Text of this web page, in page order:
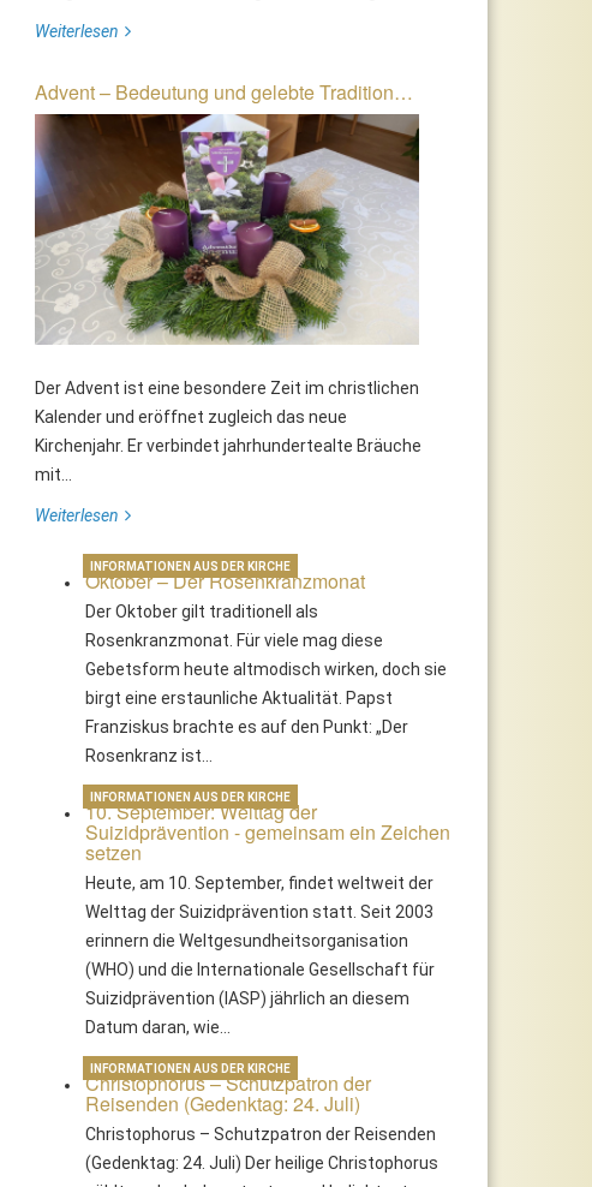
25. Juli: Hl. Christophorus
Weiterlesen
Advent – Bedeutung und gelebte Tradition…
Der Advent ist eine besondere Zeit im christlichen
Kalender und eröffnet zugleich das neue
Kirchenjahr. Er verbindet jahrhundertealte Bräuche
mit...
Weiterlesen
Oktober – Der Rosenkranzmonat
Der Oktober gilt traditionell als
Rosenkranzmonat. Für viele mag diese
Gebetsform heute altmodisch wirken, doch sie
birgt eine erstaunliche Aktualität. Papst
Franziskus brachte es auf den Punkt: „Der
Rosenkranz ist…
INFORMATIONEN AUS DER KIRCHE
10. September: Welttag der
Suizidprävention - gemeinsam ein Zeichen
setzen
Heute, am 10. September, findet weltweit der
Welttag der Suizidprävention statt. Seit 2003
erinnern die Weltgesundheitsorganisation
(WHO) und die Internationale Gesellschaft für
Suizidprävention (IASP) jährlich an diesem
Datum daran, wie…
INFORMATIONEN AUS DER KIRCHE
Christophorus – Schutzpatron der
Reisenden (Gedenktag: 24. Juli)
Christophorus – Schutzpatron der Reisenden
(Gedenktag: 24. Juli) Der heilige Christophorus
INFORMATIONEN AUS DER KIRCHE